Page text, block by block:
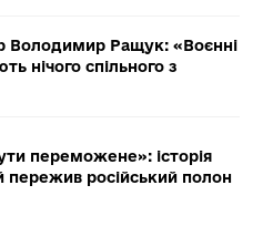
Володимир Ращук: «Воєнні
нічого спільного з
переможене»: історія
пережив російський полон